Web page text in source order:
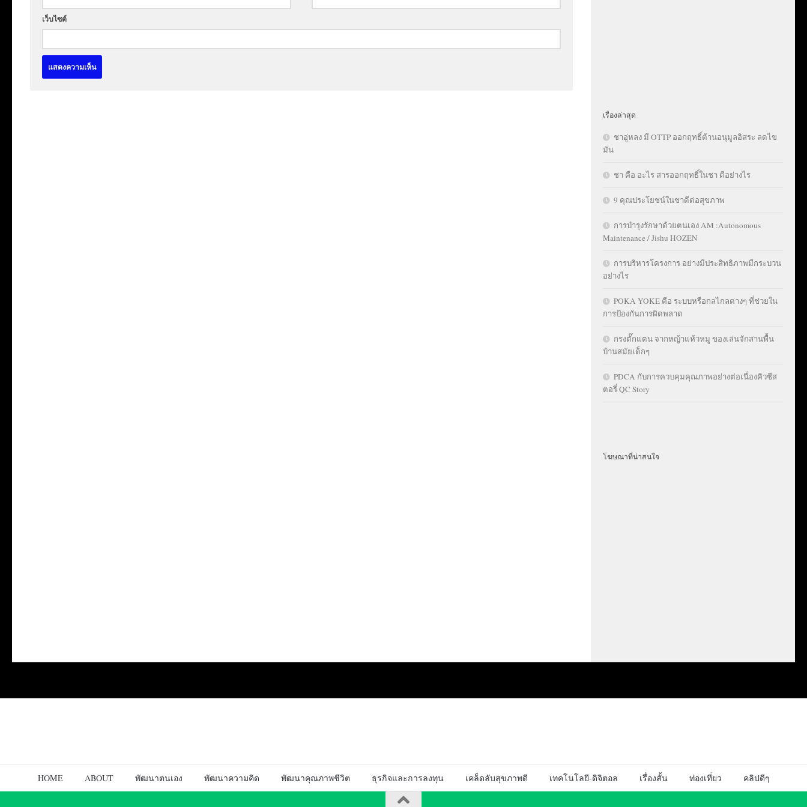
เว็บไซต์
เรื่องล่าสุด
ชาอู่หลง มี OTTP ออกฤทธิ์ต้านอนุมูลอิสระ ลดไข
มัน
ชา คือ อะไร สารออกฤทธิ์ในชา ดีอย่างไร
9 คุณประโยชน์ในชาดีต่อสุขภาพ
การบำรุงรักษาด้วยตนเอง AM :Autonomous
Maintenance / Jishu HOZEN
การบริหารโครงการ อย่างมีประสิทธิภาพมีกระบวน
อย่างไร
POKA YOKE คือ ระบบหรือกลไกลต่างๆ ที่ช่วยใน
การป้องกันการผิดพลาด
กรงตั๊กแตน จากหญ้าแห้วหมู ของเล่นจักสานพื้น
บ้านสมัยเด็กๆ
PDCA กับการควบคุมคุณภาพอย่างต่อเนื่องคิวซีส
ตอรี่ QC Story
โฆษณาที่น่าสนใจ
HOME ABOUT พัฒนาตนเอง พัฒนาความคิด พัฒนาคุณภาพชีวิต ธุรกิจและการลงทุน เคล็ดลับสุขภาพดี เทคโนโลยี-ดิจิตอล เรื่องสั้น ท่องเที่ยว คลิปดีๆ